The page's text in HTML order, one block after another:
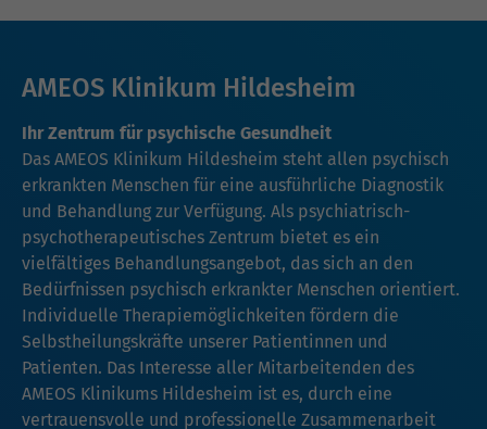
AMEOS Klinikum Hildesheim
Ihr Zentrum für psychische Gesundheit
Das AMEOS Klinikum Hildesheim steht allen psychisch
erkrankten Menschen für eine ausführliche Diagnostik
und Behandlung zur Verfügung. Als psychiatrisch-
psychotherapeutisches Zentrum bietet es ein
vielfältiges Behandlungsangebot, das sich an den
Bedürfnissen psychisch erkrankter Menschen orientiert.
Individuelle Therapiemöglichkeiten fördern die
Selbstheilungskräfte unserer Patientinnen und
Patienten. Das Interesse aller Mitarbeitenden des
AMEOS Klinikums Hildesheim ist es, durch eine
vertrauensvolle und professionelle Zusammenarbeit